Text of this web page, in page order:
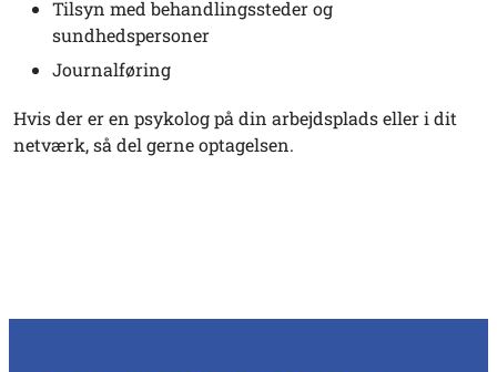
Tilsyn med behandlingssteder og
sundhedspersoner
Journalføring
Hvis der er en psykolog på din arbejdsplads eller i dit
netværk, så del gerne optagelsen.